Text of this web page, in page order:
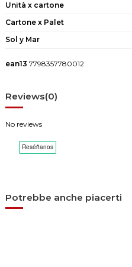
Unità x cartone
Cartone x Palet
Sol y Mar
ean13 7798357780012
Reviews(0)
No reviews
Potrebbe anche piacerti